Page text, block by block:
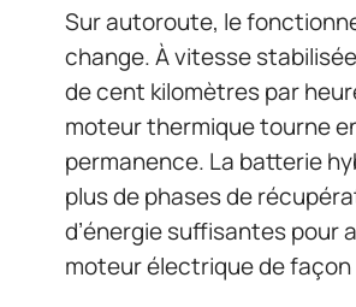
Sur autoroute, le
change. À vitesse
de cent kilomètres par
moteur thermique tourne
permanence. La batterie
plus de phases de
d’énergie suffisantes pour
moteur électrique de façon